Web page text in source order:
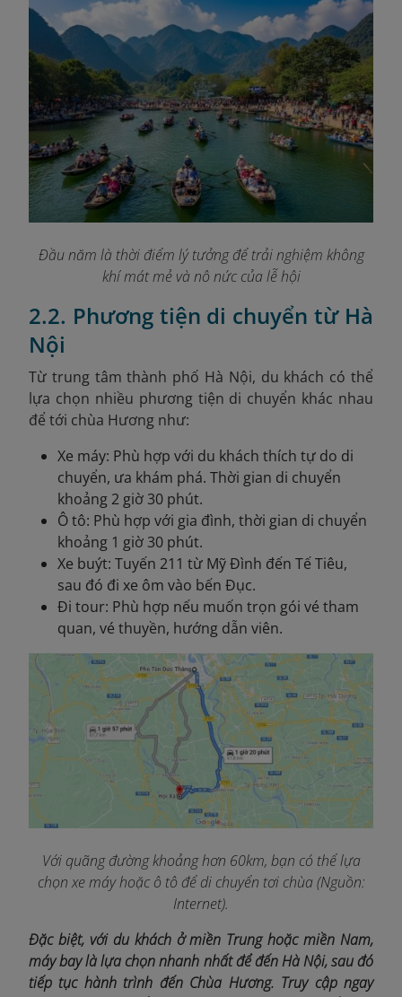
Đầu năm là thời điểm lý tưởng để trải nghiệm không
khí mát mẻ và nô nức của lễ hội
2.2. Phương tiện di chuyển từ Hà
Nội
Từ trung tâm thành phố Hà Nội, du khách có thể
lựa chọn nhiều phương tiện di chuyển khác nhau
để tới chùa Hương như:
Xe máy: Phù hợp với du khách thích tự do di
chuyển, ưa khám phá. Thời gian di chuyển
khoảng 2 giờ 30 phút.
Ô tô: Phù hợp với gia đình, thời gian di chuyển
khoảng 1 giờ 30 phút.
Xe buýt: Tuyến 211 từ Mỹ Đình đến Tế Tiêu,
sau đó đi xe ôm vào bến Đục.
Đi tour: Phù hợp nếu muốn trọn gói vé tham
quan, vé thuyền, hướng dẫn viên.
Với quãng đường khoảng hơn 60km, bạn có thể lựa
chọn xe máy hoặc ô tô để di chuyển tơi chùa (Nguồn:
Internet).
Đặc biệt, với du khách ở miền Trung hoặc miền Nam,
máy bay là lựa chọn nhanh nhất để đến Hà Nội, sau đó
tiếp tục hành trình đến Chùa Hương. Truy cập ngay